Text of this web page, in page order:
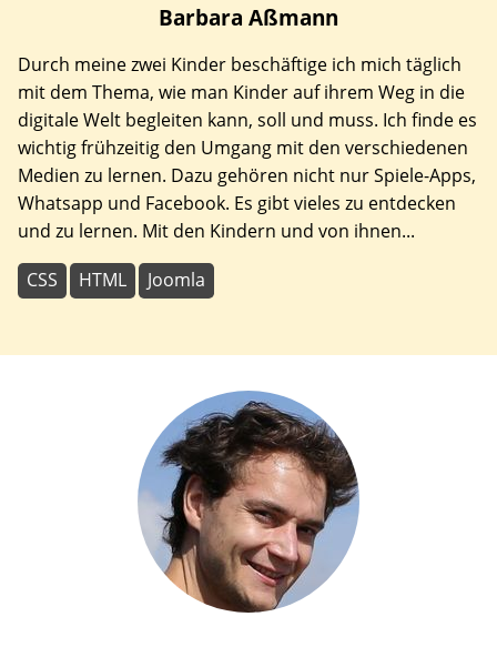
Barbara Aßmann
Durch meine zwei Kinder beschäftige ich mich täglich
mit dem Thema, wie man Kinder auf ihrem Weg in die
digitale Welt begleiten kann, soll und muss. Ich finde es
wichtig frühzeitig den Umgang mit den verschiedenen
Medien zu lernen. Dazu gehören nicht nur Spiele-Apps,
Whatsapp und Facebook. Es gibt vieles zu entdecken
und zu lernen. Mit den Kindern und von ihnen...
CSS HTML Joomla